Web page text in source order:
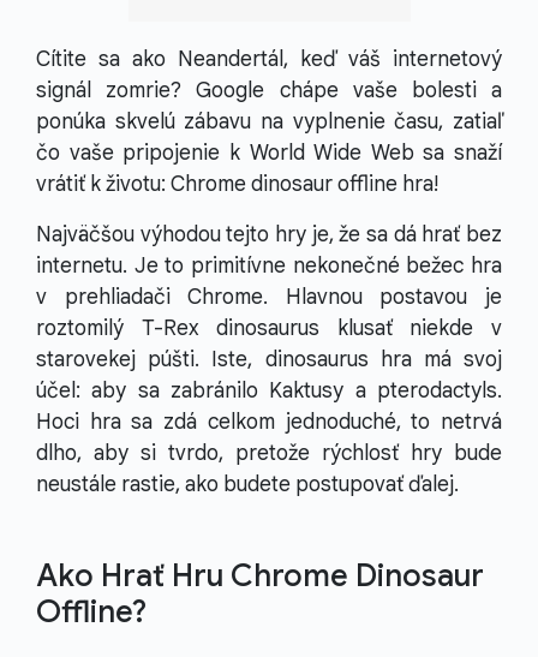
Cítite sa ako Neandertál, keď váš internetový
signál zomrie? Google chápe vaše bolesti a
ponúka skvelú zábavu na vyplnenie času, zatiaľ
čo vaše pripojenie k World Wide Web sa snaží
vrátiť k životu: Chrome dinosaur offline hra!
Najväčšou výhodou tejto hry je, že sa dá hrať bez
internetu. Je to primitívne nekonečné bežec hra
v prehliadači Chrome. Hlavnou postavou je
roztomilý T-Rex dinosaurus klusať niekde v
starovekej púšti. Iste, dinosaurus hra má svoj
účel: aby sa zabránilo Kaktusy a pterodactyls.
Hoci hra sa zdá celkom jednoduché, to netrvá
dlho, aby si tvrdo, pretože rýchlosť hry bude
neustále rastie, ako budete postupovať ďalej.
Ako Hrať Hru Chrome Dinosaur
Offline?